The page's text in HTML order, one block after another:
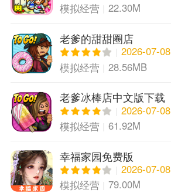
模拟经营
22.30M
老爹的甜甜圈店
2026-07-08
模拟经营
28.56MB
老爹冰棒店中文版下载
2026-07-08
模拟经营
61.92M
幸福家园免费版
2026-07-08
模拟经营
79.00M